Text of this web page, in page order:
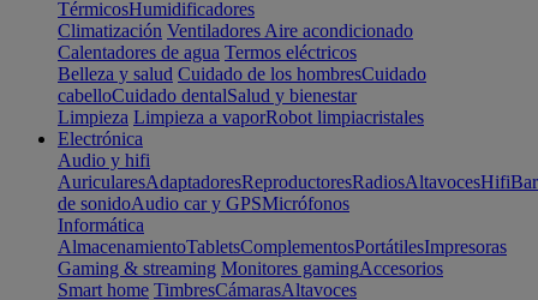
TérmicosHumidificadores
Climatización Ventiladores Aire acondicionado
Calentadores de agua Termos eléctricos
Belleza y salud Cuidado de los hombresCuidado
cabelloCuidado dentalSalud y bienestar
Limpieza Limpieza a vaporRobot limpiacristales
Electrónica
Audio y hifi
AuricularesAdaptadoresReproductoresRadiosAltavocesHifi
de sonidoAudio car y GPSMicrófonos
Informática
AlmacenamientoTabletsComplementosPortátilesImpresoras
Gaming & streaming Monitores gamingAccesorios
Smart home TimbresCámarasAltavoces